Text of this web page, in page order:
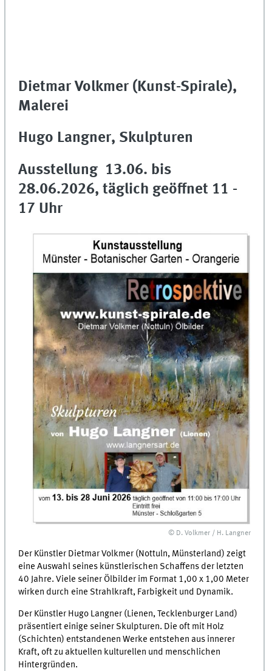
Dietmar Volkmer (Kunst-Spirale),
Malerei
Hugo Langner, Skulpturen
Ausstellung 13.06. bis
28.06.2026, täglich geöffnet 11 -
17 Uhr
© D. Volkmer / H. Langner
Der Künstler Dietmar Volkmer (Nottuln, Münsterland) zeigt
eine Auswahl seines künstlerischen Schaffens der letzten
40 Jahre. Viele seiner Ölbilder im Format 1,00 x 1,00 Meter
wirken durch eine Strahlkraft, Farbigkeit und Dynamik.
Der Künstler Hugo Langner (Lienen, Tecklenburger Land)
präsentiert einige seiner Skulpturen. Die oft mit Holz
(Schichten) entstandenen Werke entstehen aus innerer
Kraft, oft zu aktuellen kulturellen und menschlichen
Hintergründen.